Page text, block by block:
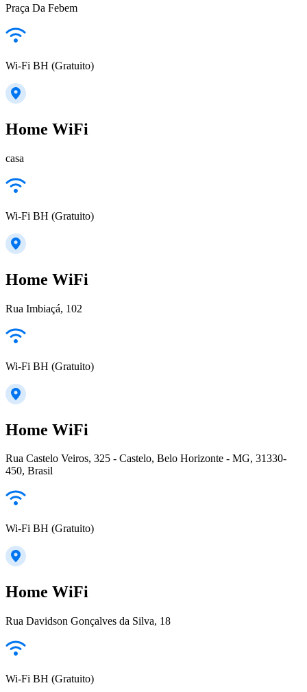
Praça Da Febem
Wi-Fi BH (Gratuito)
Home WiFi
casa
Wi-Fi BH (Gratuito)
Home WiFi
Rua Imbiaçá, 102
Wi-Fi BH (Gratuito)
Home WiFi
Rua Castelo Veiros, 325 - Castelo, Belo Horizonte - MG, 31330-
450, Brasil
Wi-Fi BH (Gratuito)
Home WiFi
Rua Davidson Gonçalves da Silva, 18
Wi-Fi BH (Gratuito)